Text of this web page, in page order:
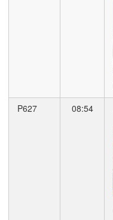
P627 08:54